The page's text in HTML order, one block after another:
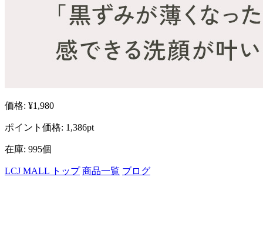
価格: ¥1,980
ポイント価格: 1,386pt
在庫: 995個
LCJ MALL トップ 商品一覧 ブログ